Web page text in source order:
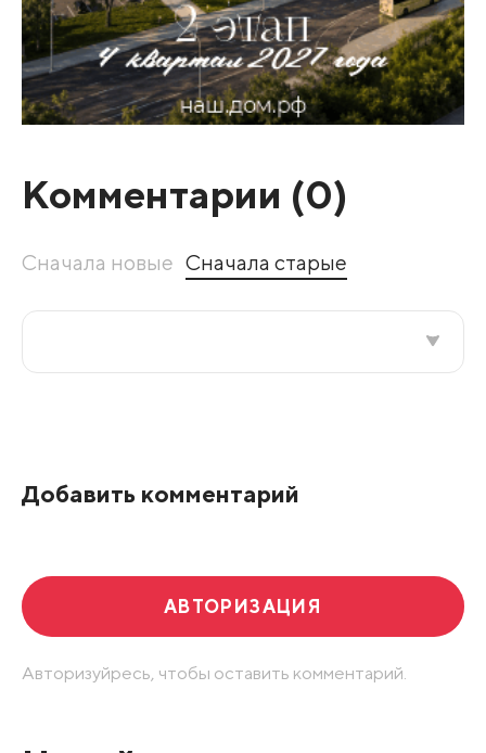
Комментарии (0)
Сначала новые Сначала старые
Добавить комментарий
АВТОРИЗАЦИЯ
Авторизуйресь, чтобы оставить комментарий.